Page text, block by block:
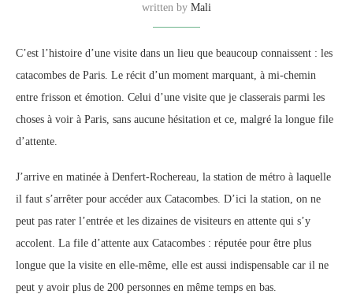
written by Mali
C’est l’histoire d’une visite dans un lieu que beaucoup connaissent : les
catacombes de Paris. Le récit d’un moment marquant, à mi-chemin
entre frisson et émotion. Celui d’une visite que je classerais parmi les
choses à voir à Paris, sans aucune hésitation et ce, malgré la longue file
d’attente.
J’arrive en matinée à Denfert-Rochereau, la station de métro à laquelle
il faut s’arrêter pour accéder aux Catacombes. D’ici la station, on ne
peut pas rater l’entrée et les dizaines de visiteurs en attente qui s’y
accolent. La file d’attente aux Catacombes : réputée pour être plus
longue que la visite en elle-même, elle est aussi indispensable car il ne
peut y avoir plus de 200 personnes en même temps en bas.